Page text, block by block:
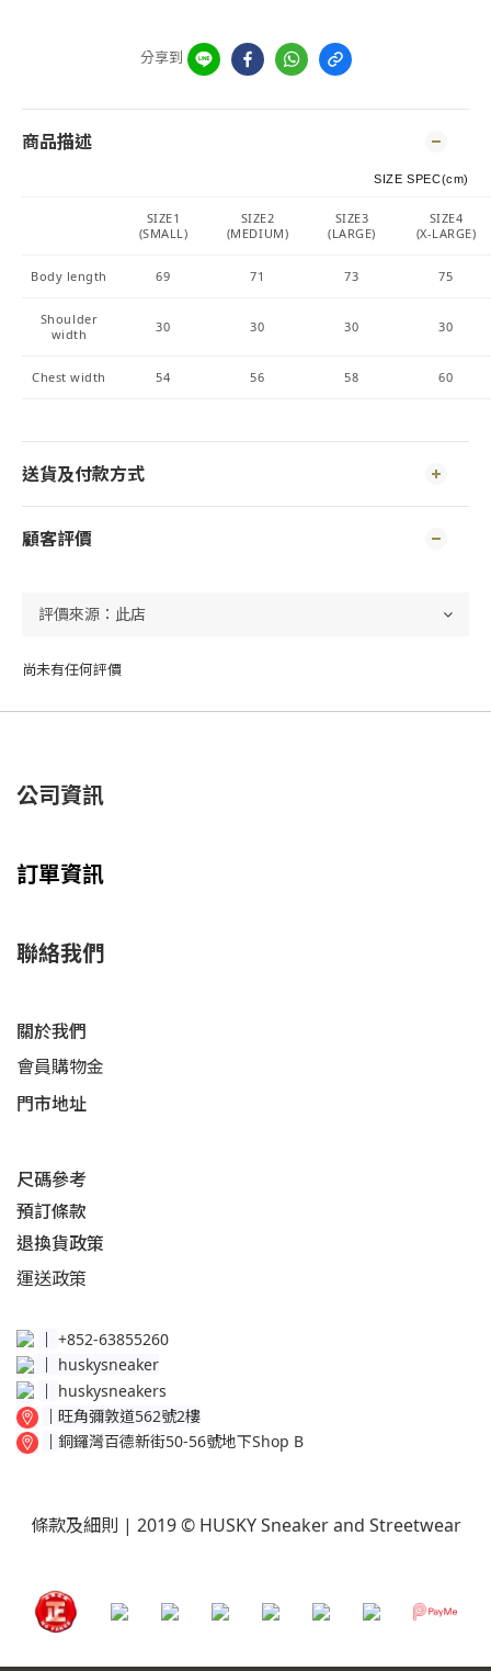
分享到
商品描述
SIZE SPEC(cm)
SIZE1
(SMALL)
SIZE2
(MEDIUM)
SIZE3
(LARGE)
SIZE4
(X-LARGE)
Body length 69 71 73 75
Shoulder
width
30 30 30 30
Chest width 54 56 58 60
送貨及付款方式
顧客評價
尚未有任何評價
公司資訊
訂單資訊
聯絡我們
關於我們
會員購物金
門市地址
尺碼參考
預訂條款
退換貨政策​
運送政策​
│ +852-63855260
huskysneaker
│ huskysneakers
│ 旺角彌敦道562號2樓
│ 銅鑼灣百德新街50-56號地下Shop B
條款及細則 | 2019 © HUSKY Sneaker and Streetwear